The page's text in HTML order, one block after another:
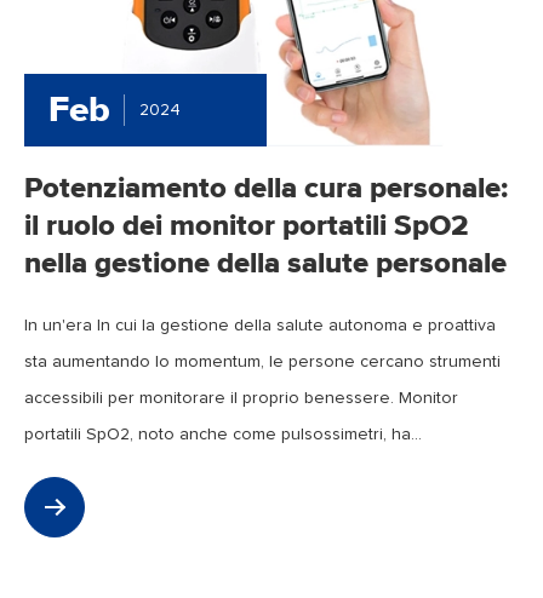
Feb 2024
Potenziamento della cura personale:
il ruolo dei monitor portatili SpO2
nella gestione della salute personale
In un'era In cui la gestione della salute autonoma e proattiva
sta aumentando lo momentum, le persone cercano strumenti
accessibili per monitorare il proprio benessere. Monitor
portatili SpO2, noto anche come pulsossimetri, ha...